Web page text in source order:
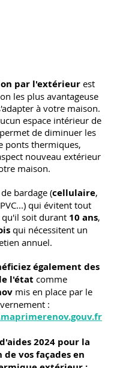
par l'extérieurest
les plus avantageuse
à votre maison.
espace intérieur de
de diminuer les
ponts thermiques,
nouveau extérieur
maison.
bardage (cellulaire,
qui évitent tout
soit durant 10 ans,
qui nécessitent un
annuel.
également des
l'état comme
mis en place par le
:
2024 pour la
vos façades en